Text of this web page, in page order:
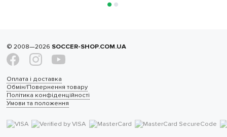
© 2008—2026 SOCCER-SHOP.COM.UA
Оплата і доставка
Обмін/Повернення товару
Політика конфіденційності
Умови та положення